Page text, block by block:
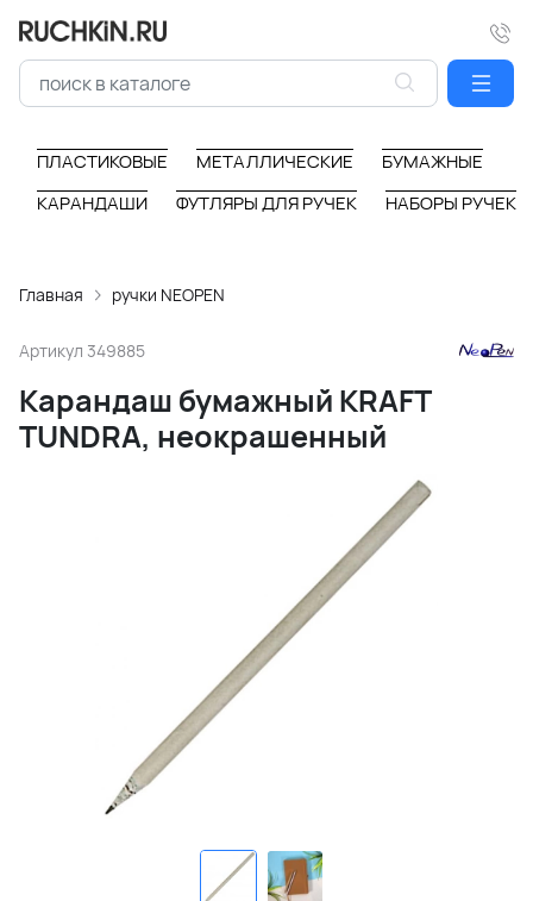
ПЛАСТИКОВЫЕ МЕТАЛЛИЧЕСКИЕ
БУМАЖНЫЕ
КАРАНДАШИ
ФУТЛЯРЫ ДЛЯ РУЧЕК НАБОРЫ РУЧЕК
Главная ручки NEOPEN
Артикул 349885
Карандаш бумажный KRAFT
TUNDRA, неокрашенный